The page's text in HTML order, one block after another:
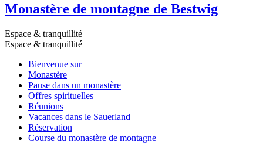
Monastère de montagne de Bestwig
Espace & tranquillité
Espace & tranquillité
Bienvenue sur
Monastère
Pause dans un monastère
Offres spirituelles
Réunions
Vacances dans le Sauerland
Réservation
Course du monastère de montagne